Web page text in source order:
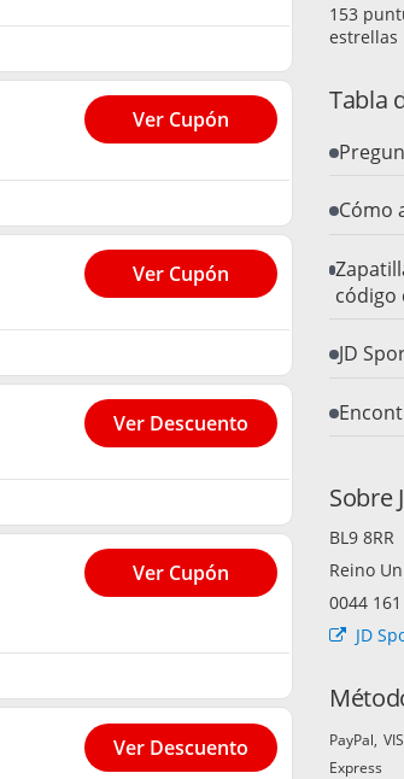
Ver Cupón
Ver Cupón
Ver Descuento
Ver Cupón
Ver Descuento
estrellas
Tabla
Cómo
código
JD
Sobre
BL9 8RR
Reino
0044
JD
PayPal
Express